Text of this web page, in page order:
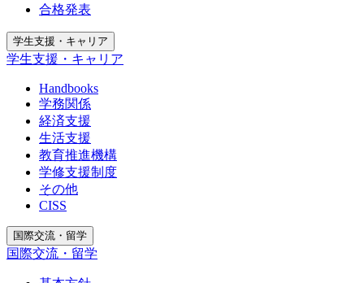
合格発表
学生支援・キャリア
学生支援・キャリア
Handbooks
学務関係
経済支援
生活支援
教育推進機構
学修支援制度
その他
CISS
国際交流・留学
国際交流・留学